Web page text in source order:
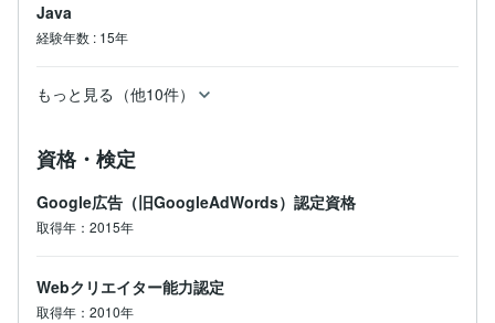
Java
経験年数 : 15年
もっと見る（他10件）
資格・検定
Google広告（旧GoogleAdWords）認定資格
取得年：2015年
Webクリエイター能力認定
取得年：2010年